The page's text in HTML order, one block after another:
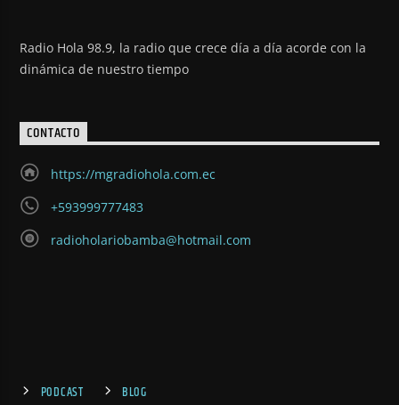
Radio Hola 98.9, la radio que crece día a día acorde con la
dinámica de nuestro tiempo
CONTACTO
https://mgradiohola.com.ec
+593999777483
radioholariobamba@hotmail.com
PODCAST BLOG